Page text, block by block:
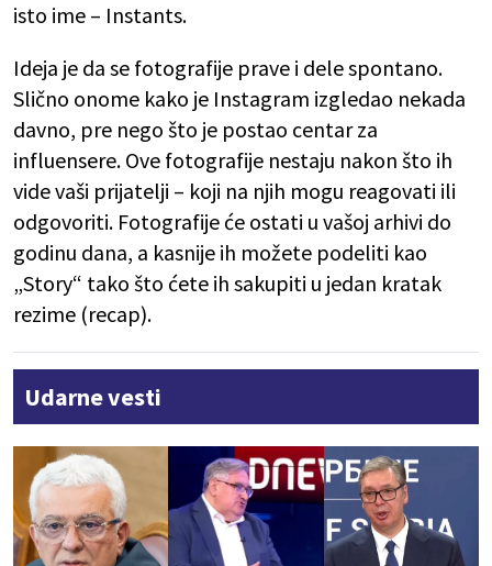
isto ime – Instants.
Ideja je da se fotografije prave i dele spontano.
Slično onome kako je Instagram izgledao nekada
davno, pre nego što je postao centar za
influensere. Ove fotografije nestaju nakon što ih
vide vaši prijatelji – koji na njih mogu reagovati ili
odgovoriti. Fotografije će ostati u vašoj arhivi do
godinu dana, a kasnije ih možete podeliti kao
„Story“ tako što ćete ih sakupiti u jedan kratak
rezime (recap).
Udarne vesti